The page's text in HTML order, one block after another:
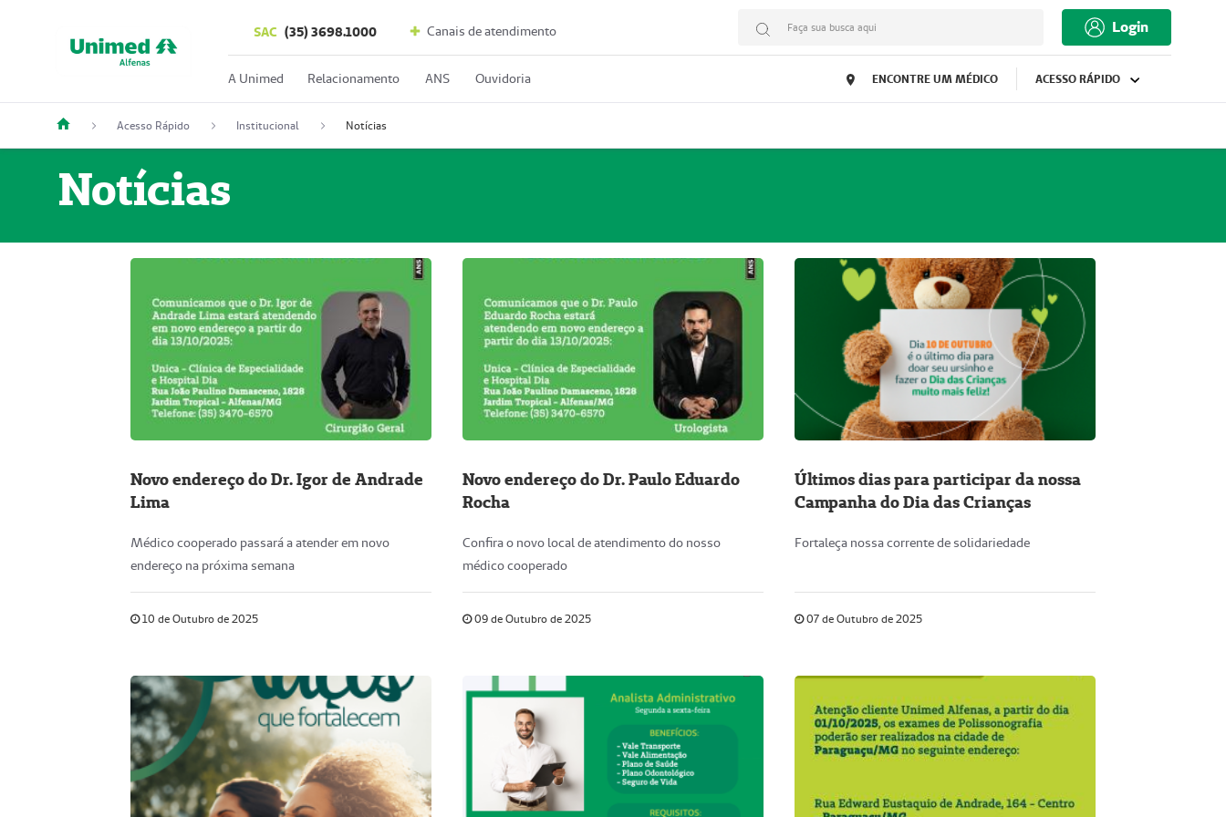
SAC (35) 3698.1000 Canais de atendimento Faça sua busca aqui Login
A Unimed Relacionamento ANS Ouvidoria ENCONTRE UM MÉDICO ACESSO RÁPIDO
Acesso Rápido Institucional Notícias
Notícias
Novo endereço do Dr. Igor de Andrade
Lima
Médico cooperado passará a atender em novo
endereço na próxima semana
10 de Outubro de 2025
Novo endereço do Dr. Paulo Eduardo
Rocha
Confira o novo local de atendimento do nosso
médico cooperado
09 de Outubro de 2025
Últimos dias para participar da nossa
Campanha do Dia das Crianças
Fortaleça nossa corrente de solidariedade
07 de Outubro de 2025